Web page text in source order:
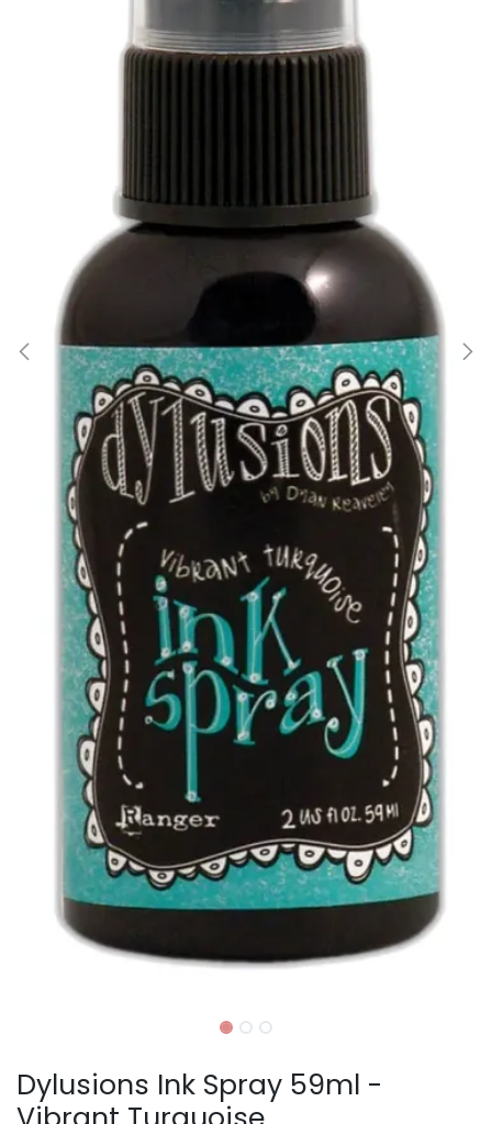
Dylusions Ink Spray 59ml -